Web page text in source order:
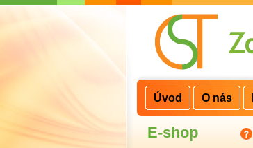
E-shop
Úvod O nás